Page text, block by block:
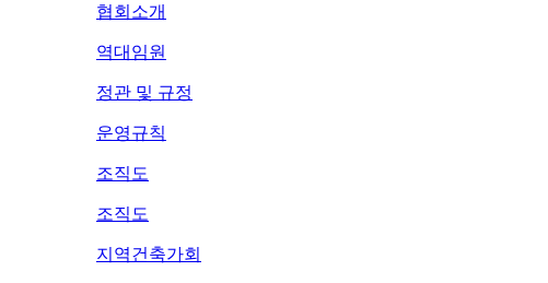
협회소개
역대임원
정관 및 규정
운영규칙
조직도
조직도
지역건축가회